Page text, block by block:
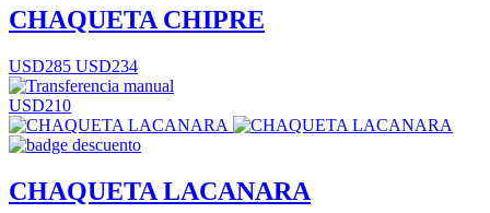
CHAQUETA CHIPRE
USD285 USD234
USD210
CHAQUETA LACANARA